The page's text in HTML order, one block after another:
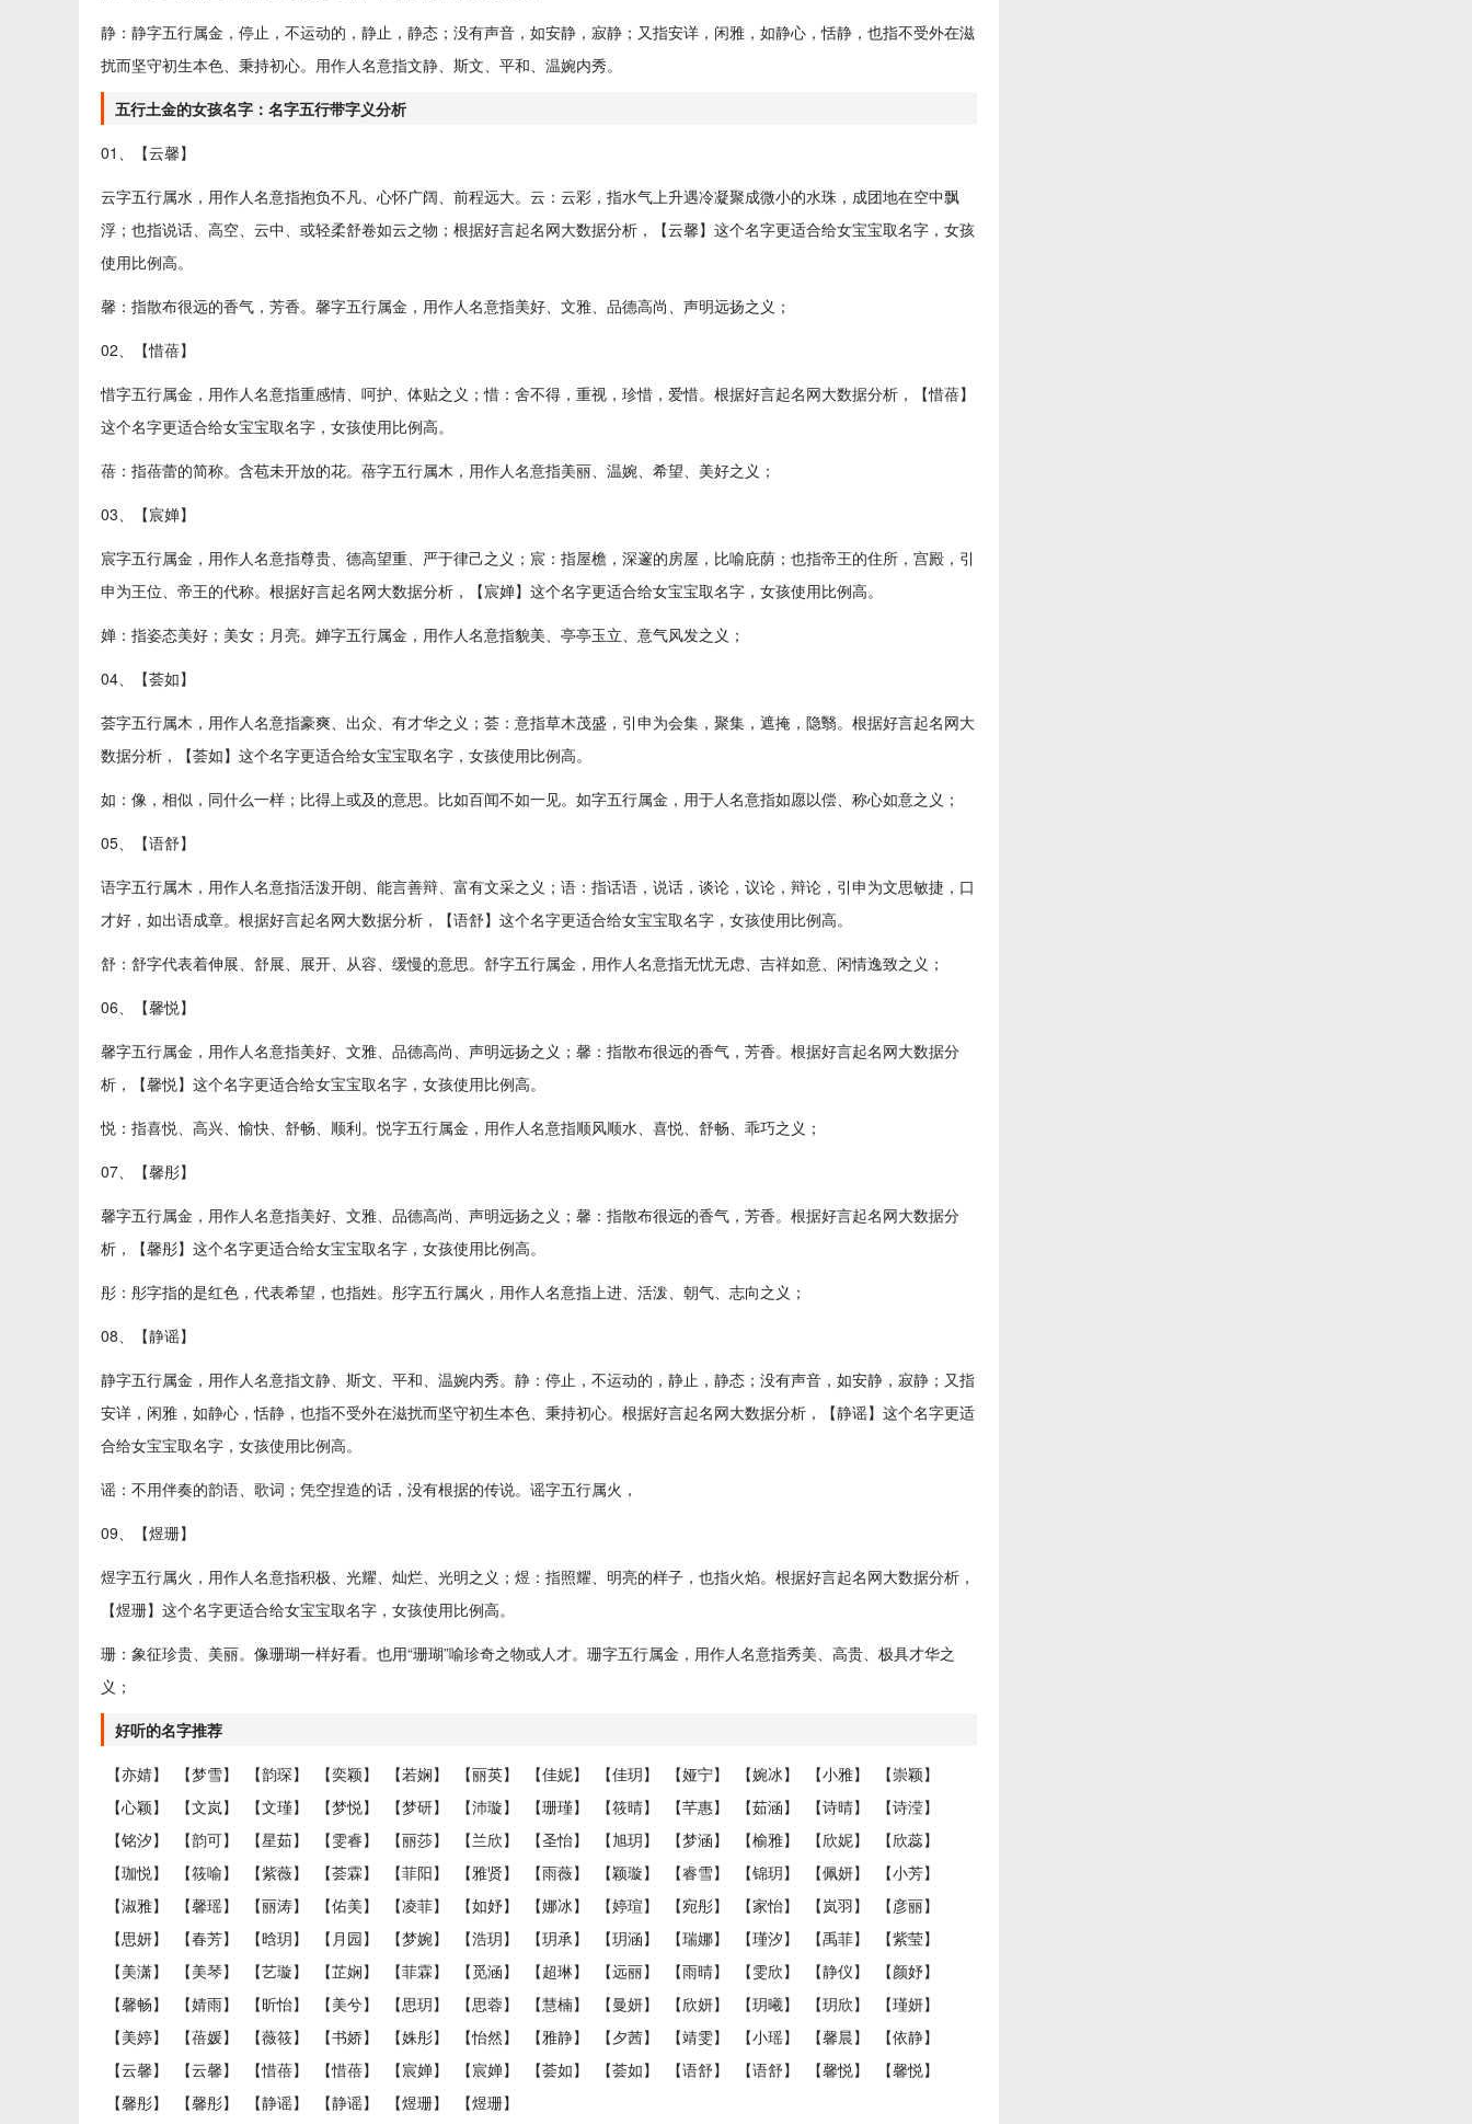
静：静字五行属金，停止，不运动的，静止，静态；没有声音，如安静，寂静；又指安详，闲雅，如静心，恬静，也指不受外在滋
扰而坚守初生本色、秉持初心。用作人名意指文静、斯文、平和、温婉内秀。
五行土金的女孩名字：名字五行带字义分析
01、【云馨】
云字五行属水，用作人名意指抱负不凡、心怀广阔、前程远大。云：云彩，指水气上升遇冷凝聚成微小的水珠，成团地在空中飘
浮；也指说话、高空、云中、或轻柔舒卷如云之物；根据好言起名网大数据分析，【云馨】这个名字更适合给女宝宝取名字，女孩
使用比例高。
馨：指散布很远的香气，芳香。馨字五行属金，用作人名意指美好、文雅、品德高尚、声明远扬之义；
02、【惜蓓】
惜字五行属金，用作人名意指重感情、呵护、体贴之义；惜：舍不得，重视，珍惜，爱惜。根据好言起名网大数据分析，【惜蓓】
这个名字更适合给女宝宝取名字，女孩使用比例高。
蓓：指蓓蕾的简称。含苞未开放的花。蓓字五行属木，用作人名意指美丽、温婉、希望、美好之义；
03、【宸婵】
宸字五行属金，用作人名意指尊贵、德高望重、严于律己之义；宸：指屋檐，深邃的房屋，比喻庇荫；也指帝王的住所，宫殿，引
申为王位、帝王的代称。根据好言起名网大数据分析，【宸婵】这个名字更适合给女宝宝取名字，女孩使用比例高。
婵：指姿态美好；美女；月亮。婵字五行属金，用作人名意指貌美、亭亭玉立、意气风发之义；
04、【荟如】
荟字五行属木，用作人名意指豪爽、出众、有才华之义；荟：意指草木茂盛，引申为会集，聚集，遮掩，隐翳。根据好言起名网大
数据分析，【荟如】这个名字更适合给女宝宝取名字，女孩使用比例高。
如：像，相似，同什么一样；比得上或及的意思。比如百闻不如一见。如字五行属金，用于人名意指如愿以偿、称心如意之义；
05、【语舒】
语字五行属木，用作人名意指活泼开朗、能言善辩、富有文采之义；语：指话语，说话，谈论，议论，辩论，引申为文思敏捷，口
才好，如出语成章。根据好言起名网大数据分析，【语舒】这个名字更适合给女宝宝取名字，女孩使用比例高。
舒：舒字代表着伸展、舒展、展开、从容、缓慢的意思。舒字五行属金，用作人名意指无忧无虑、吉祥如意、闲情逸致之义；
06、【馨悦】
馨字五行属金，用作人名意指美好、文雅、品德高尚、声明远扬之义；馨：指散布很远的香气，芳香。根据好言起名网大数据分
析，【馨悦】这个名字更适合给女宝宝取名字，女孩使用比例高。
悦：指喜悦、高兴、愉快、舒畅、顺利。悦字五行属金，用作人名意指顺风顺水、喜悦、舒畅、乖巧之义；
07、【馨彤】
馨字五行属金，用作人名意指美好、文雅、品德高尚、声明远扬之义；馨：指散布很远的香气，芳香。根据好言起名网大数据分
析，【馨彤】这个名字更适合给女宝宝取名字，女孩使用比例高。
彤：彤字指的是红色，代表希望，也指姓。彤字五行属火，用作人名意指上进、活泼、朝气、志向之义；
08、【静谣】
静字五行属金，用作人名意指文静、斯文、平和、温婉内秀。静：停止，不运动的，静止，静态；没有声音，如安静，寂静；又指
安详，闲雅，如静心，恬静，也指不受外在滋扰而坚守初生本色、秉持初心。根据好言起名网大数据分析，【静谣】这个名字更适
合给女宝宝取名字，女孩使用比例高。
谣：不用伴奏的韵语、歌词；凭空捏造的话，没有根据的传说。谣字五行属火，
09、【煜珊】
煜字五行属火，用作人名意指积极、光耀、灿烂、光明之义；煜：指照耀、明亮的样子，也指火焰。根据好言起名网大数据分析，
【煜珊】这个名字更适合给女宝宝取名字，女孩使用比例高。
珊：象征珍贵、美丽。像珊瑚一样好看。也用“珊瑚”喻珍奇之物或人才。珊字五行属金，用作人名意指秀美、高贵、极具才华之
义；
好听的名字推荐
【亦婧】
【梦雪】 【韵琛】 【奕颖】 【若娴】 【丽英】 【佳妮】 【佳玥】 【娅宁】 【婉冰】 【小雅】
【崇颖】
【心颖】
【文岚】 【文瑾】 【梦悦】 【梦研】 【沛璇】 【珊瑾】 【筱晴】 【芊惠】 【茹涵】 【诗晴】
【诗滢】
【铭汐】
【韵可】 【星茹】 【雯睿】 【丽莎】 【兰欣】 【圣怡】 【旭玥】 【梦涵】 【榆雅】 【欣妮】
【欣蕊】
【珈悦】
【筱喻】 【紫薇】 【荟霖】 【菲阳】 【雅贤】 【雨薇】 【颖璇】 【睿雪】 【锦玥】 【佩妍】
【小芳】
【淑雅】
【馨瑶】 【丽涛】 【佑美】 【凌菲】 【如妤】 【娜冰】 【婷瑄】 【宛彤】 【家怡】 【岚羽】
【彦丽】
【思妍】
【春芳】 【晗玥】 【月园】 【梦婉】 【浩玥】 【玥承】 【玥涵】 【瑞娜】 【瑾汐】 【禹菲】
【紫莹】
【美潇】
【美琴】 【艺璇】 【芷娴】 【菲霖】 【觅涵】 【超琳】 【远丽】 【雨晴】 【雯欣】 【静仪】
【颜妤】
【馨畅】
【婧雨】 【昕怡】 【美兮】 【思玥】 【思蓉】 【慧楠】 【曼妍】 【欣妍】 【玥曦】 【玥欣】
【瑾妍】
【美婷】
【蓓媛】 【薇筱】 【书娇】 【姝彤】 【怡然】 【雅静】 【夕茜】 【靖雯】 【小瑶】 【馨晨】
【依静】
【云馨】
【云馨】 【惜蓓】 【惜蓓】 【宸婵】 【宸婵】 【荟如】 【荟如】 【语舒】 【语舒】 【馨悦】
【馨悦】
【馨彤】
【馨彤】 【静谣】 【静谣】 【煜珊】 【煜珊】